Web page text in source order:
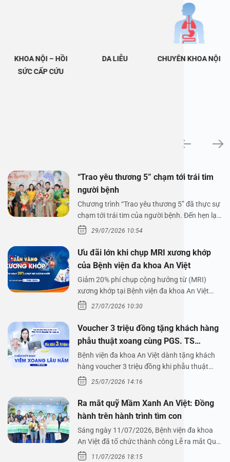
KHOA NỘI – HỒI
SỨC CẤP CỨU
DA LIỄU CHUYÊN KHOA NỘI
“Trao yêu thương 5” chạm tới trái tim
người bệnh
Chương trình “Trao yêu thương 5” đã thực sự
chạm tới trái tim của người bệnh. Đến hẹn lại
lên,…29/07/2026 10:54
Ưu đãi lớn khi chụp MRI xương khớp
của Bệnh viện đa khoa An Việt
Giảm 20% phí chụp cộng hưởng từ (MRI)
xương khớp tại Bệnh viện đa khoa An Việt
Bệnh viện đa…
27/07/2026 10:30
Voucher 3 triệu đồng tặng khách hàng
phẫu thuật xoang cùng PGS. TS
Nguyễn Thị Hoài An
Bệnh viện đa khoa An Việt dành tặng khách
hàng voucher 3 triệu đồng khi phẫu thuật
xoang cùng PGS.…
25/07/2026 14:16
Ra mắt quỹ Mầm Xanh An Việt: Đồng
hành trên hành trình tìm con
Sáng ngày 11/07/2026, Bệnh viện đa khoa
An Việt đã tổ chức thành công Lễ ra mắt Quỹ
Mầm Xanh…
11/07/2026 18:15